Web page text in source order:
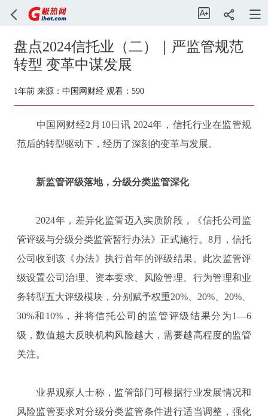
盘点2024信托业（二）｜严监管规范
转型 变革中谋发展
1年前来源：中国网财经 观看：590
中国网财经2月10日讯 2024年，信托行业在监管规
范后的转型驱动下，经历了深刻的变革与发展。
新监管评级落地，分级分类监管深化
2024年，差异化监管迈入实质阶段，《信托公司监
管评级与分级分类监管暂行办法》正式施行。8月，信托
公司收到该《办法》执行首年的评级结果。此次监管评
级设置公司治理、资本要求、风险管理、行为管理和业
务转型五大评级模块，分别赋予权重20%、20%、20%、
30%和10%，并将信托公司的监管评级结果分为1—6
级，数值越大反映机构风险越大，需要越高程度的监管
关注。
业界观察人士称，监管部门可根据行业发展情况和
风险监管要求对分级分类监管条件进行适当调整，强化